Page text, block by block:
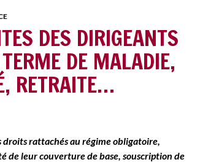
DES DIRIGEANTS
DE MALADIE,
RETRAITE…
droits rattachés au régime obligatoire,
de leur couverture de base, souscription de